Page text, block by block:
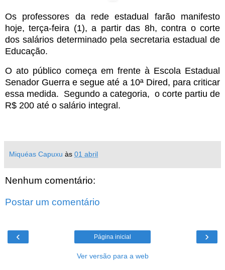
Os professores da rede estadual farão manifesto
hoje, terça-feira (1), a partir das 8h, contra o corte
dos salários determinado pela secretaria estadual de
Educação.
O ato público começa em frente à Escola Estadual
Senador Guerra e segue até a 10ª Dired, para criticar
essa medida. Segundo a categoria, o corte partiu de
R$ 200 até o salário integral.
Miquéas Capuxu às 01 abril
Nenhum comentário:
Postar um comentário
‹ ›
Página inicial
Ver versão para a web